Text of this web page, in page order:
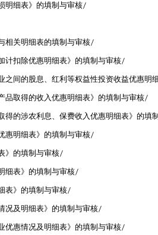
明细表》的填制与审核/
相关明细表的填制与审核/
计扣除优惠明细表》的填制与审核/
之间的股息、红利等权益性投资收益优惠明
品取得的收入优惠明细表》的填制与审核/
得的涉农利息、保费收入优惠明细表》的填
惠明细表》的填制与审核/
》的填制与审核/
细表》的填制与审核/
表》的填制与审核/
况及明细表》的填制与审核/
优惠情况及明细表》的填制与审核/